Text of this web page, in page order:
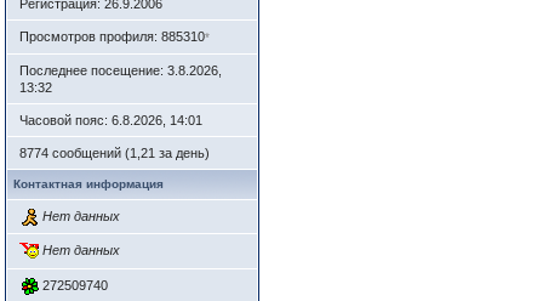
Регистрация: 26.9.2006
Просмотров профиля: 885310*
Последнее посещение: 3.8.2026,
13:32
Часовой пояс: 6.8.2026, 14:01
8774 сообщений (1,21 за день)
Контактная информация
Нет данных
Нет данных
272509740